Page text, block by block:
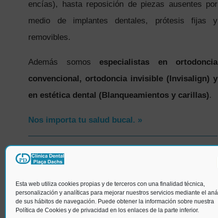
Esta web utiliza cookies propias y de terceros con una finalidad técnica,
personalización y analíticas para mejorar nuestros servicios mediante el
de sus hábitos de navegación. Puede obtener la información sobre nuestra
Política de Cookies y de privacidad en los enlaces de la parte inferior.
encías), hasta reposición de piezas ausentes por
medio de implantes dentales, prótesis fijas y
removibles.
Además somos especialistas en ortodoncia
convencional, ortodoncia invisible (Invisalign) y
en estética dental (Blanqueamientos y carillas).
Nos importa tu salud bucal. »
SÍGUENOS